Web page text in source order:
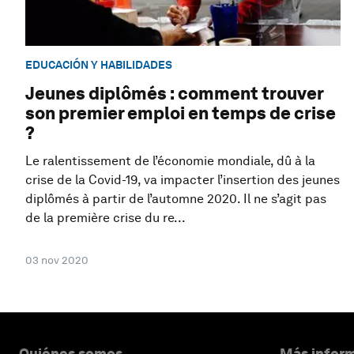
EDUCACIÓN Y HABILIDADES
Jeunes diplômés : comment trouver
son premier emploi en temps de crise
?
Le ralentissement de l’économie mondiale, dû à la
crise de la Covid-19, va impacter l’insertion des jeunes
diplômés à partir de l’automne 2020. Il ne s’agit pas
de la première crise du re...
03 nov 2020